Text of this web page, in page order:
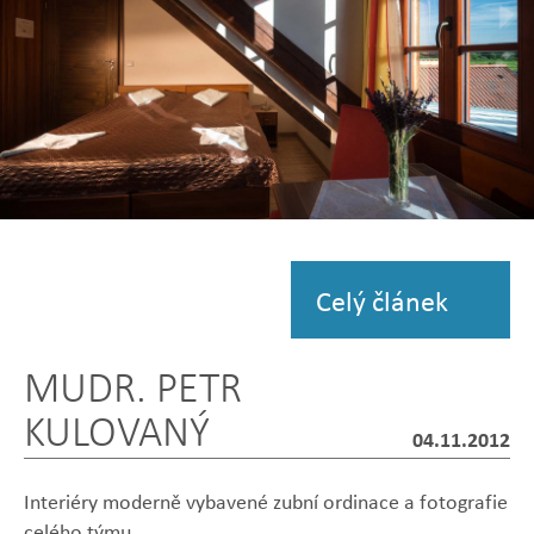
Celý článek
MUDR. PETR
KULOVANÝ
04.11.2012
Interiéry moderně vybavené zubní ordinace a fotografie